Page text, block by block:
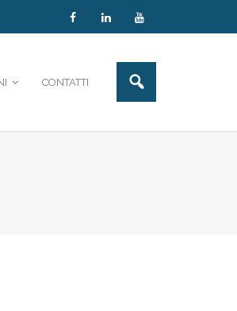
CONTATTI